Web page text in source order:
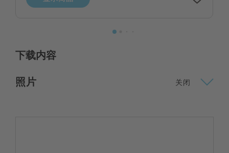
下载内容
照片 关闭